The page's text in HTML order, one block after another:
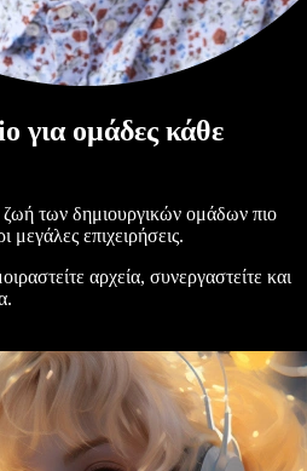
για ομάδες κάθε
των δημιουργικών ομάδων πιο
επιχειρήσεις.
αρχεία, συνεργαστείτε και